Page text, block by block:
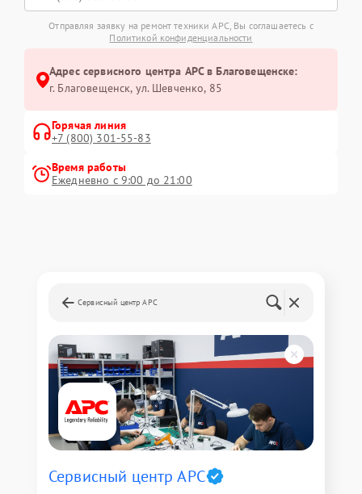
Отправляя заявку на ремонт техники APC, Вы соглашаетесь с
Политикой конфиденциальности
Адрес сервисного центра APC в Благовещенске:
г. Благовещенск, ул. Шевченко, 85
Горячая линия
+7 (800) 301-55-83
Время работы
Ежедневно с 9:00 до 21:00
Сервисный центр APC
Сервисный центр APC